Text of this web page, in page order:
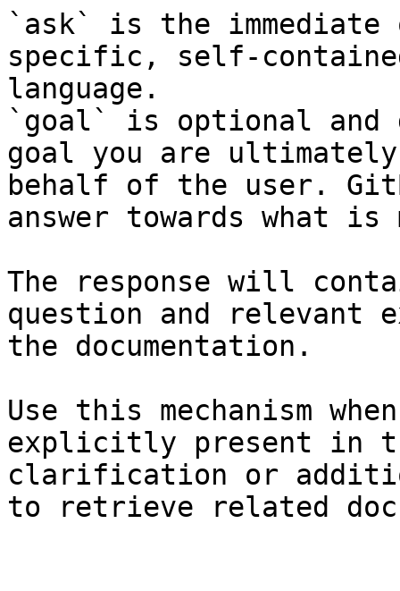
`ask` is the
specific, self-
language.
`goal` is optional and
goal you are
behalf of the user.
answer towards what
The response will
question and relevant
the documentation.
Use this mechanism
explicitly present in
clarification or